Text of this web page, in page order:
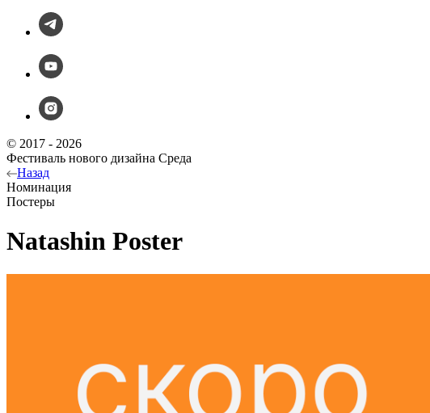
© 2017 - 2026
Фестиваль нового дизайна Среда
Назад
Номинация
Постеры
Natashin Poster